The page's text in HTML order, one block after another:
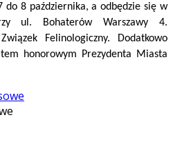
8 października, a odbędzie się w
ul. Bohaterów Warszawy 4.
Felinologiczny. Dodatkowo
honorowym Prezydenta Miasta